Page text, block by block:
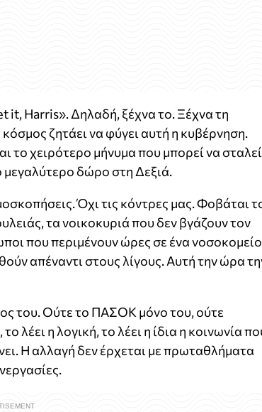
it, Harris». Δηλαδή, ξέχνα το. Ξέχνα τη
ζητάει να φύγει αυτή η κυβέρνηση.
το χειρότερο μήνυμα που μπορεί να σταλεί
μεγαλύτερο δώρο στη Δεξιά.
Όχι τις κόντρες μας. Φοβάται
τα νοικοκυριά που δεν βγάζουν τον
που περιμένουν ώρες σε ένα
απέναντι στους λίγους. Αυτή την ώρα
του. Ούτε το ΠΑΣΟΚ μόνο του, ούτε
λέει η λογική, το λέει η ίδια η κοινωνία
Η αλλαγή δεν έρχεται με πρωταθλήματα